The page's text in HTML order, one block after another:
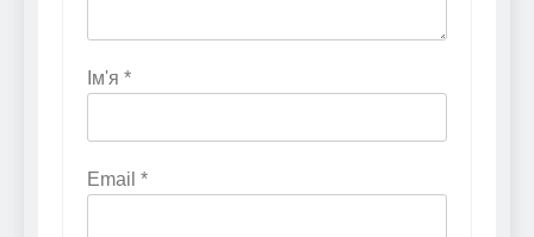
Ім'я *
Email *